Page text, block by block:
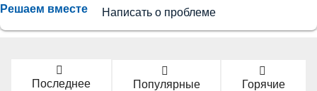
Решаем вместе Написать о проблеме
Последнее Популярные Горячие